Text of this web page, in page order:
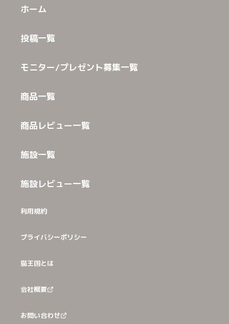
ホーム
投稿一覧
モニター/プレゼント募集一覧
商品一覧
商品レビュー一覧
施設一覧
施設レビュー一覧
利用規約
プライバシーポリシー
猫王国とは
会社概要
お問い合わせ